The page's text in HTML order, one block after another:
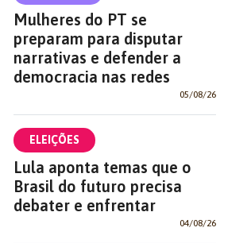
Mulheres do PT se
preparam para disputar
narrativas e defender a
democracia nas redes
05/08/26
ELEIÇÕES
Lula aponta temas que o
Brasil do futuro precisa
debater e enfrentar
04/08/26